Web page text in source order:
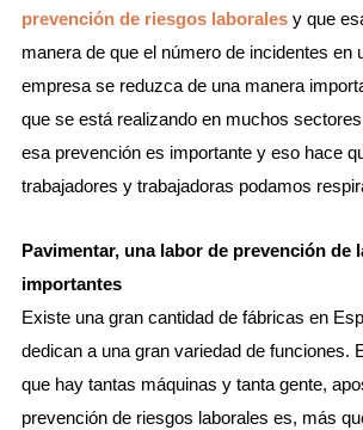
prevención de riesgos laboralesy que
manera de que el número de incidentes en
empresa se reduzca de una manera
que se está realizando en muchos
esa prevención es importante y eso hace
trabajadores y trabajadoras podamos
Pavimentar, una labor de prevención de
importantes
Existe una gran cantidad de fábricas en
dedican a una gran variedad de funciones.
que hay tantas máquinas y tanta gente,
prevención de riesgos laborales es, más